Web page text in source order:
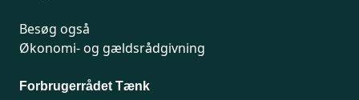
Besøg også
Økonomi- og gældsrådgivning
Forbrugerrådet Tænk